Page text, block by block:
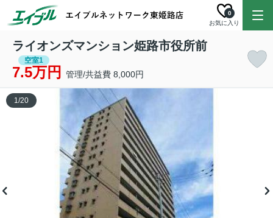
お気に入り
0
ライオンズマンション姫路市役所前
空室1
7.5万円 管理/共益費 8,000円
1/20